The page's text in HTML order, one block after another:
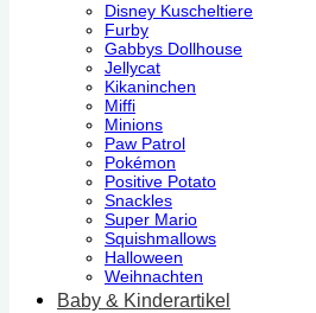
Disney Kuscheltiere
Furby
Gabbys Dollhouse
Jellycat
Kikaninchen
Miffi
Minions
Paw Patrol
Pokémon
Positive Potato
Snackles
Super Mario
Squishmallows
Halloween
Weihnachten
Baby & Kinderartikel